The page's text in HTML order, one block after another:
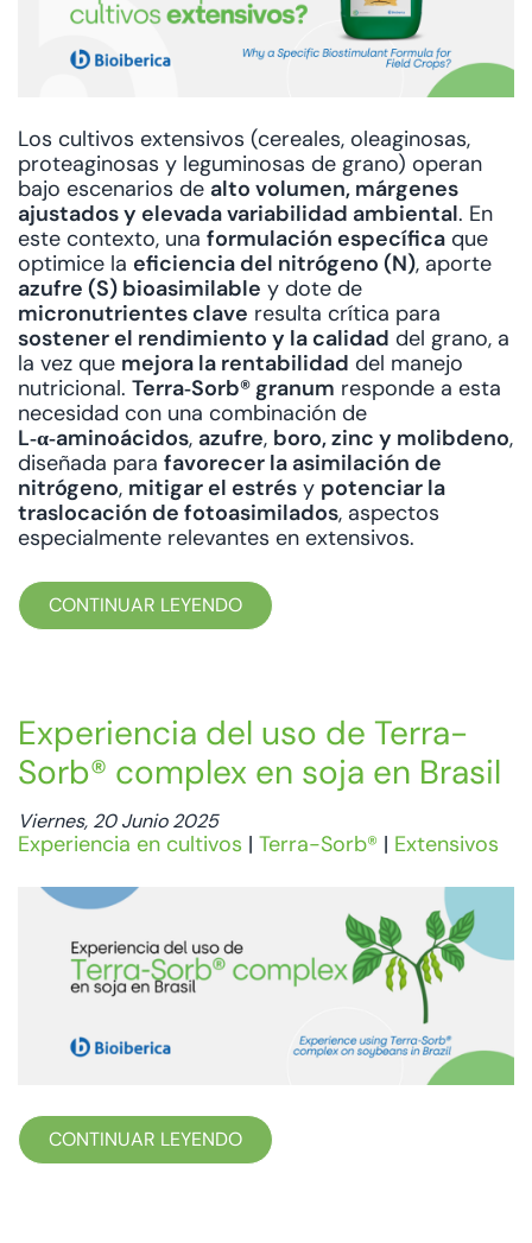
Los cultivos extensivos (cereales, oleaginosas,
proteaginosas y leguminosas de grano) operan
bajo escenarios de alto volumen, márgenes
ajustados y elevada variabilidad ambiental. En
este contexto, una formulación específica que
optimice la eficiencia del nitrógeno (N), aporte
azufre (S) bioasimilable y dote de
micronutrientes clave resulta crítica para
sostener el rendimiento y la calidad del grano, a
la vez que mejora la rentabilidad del manejo
nutricional. Terra‑Sorb® granum responde a esta
necesidad con una combinación de
L‑α‑aminoácidos, azufre, boro, zinc y molibdeno,
diseñada para favorecer la asimilación de
nitrógeno, mitigar el estrés y potenciar la
traslocación de fotoasimilados, aspectos
especialmente relevantes en extensivos.
CONTINUAR LEYENDO
Experiencia del uso de Terra-
Sorb® complex en soja en Brasil
Viernes, 20 Junio 2025
Experiencia en cultivos | Terra-Sorb® | Extensivos
CONTINUAR LEYENDO